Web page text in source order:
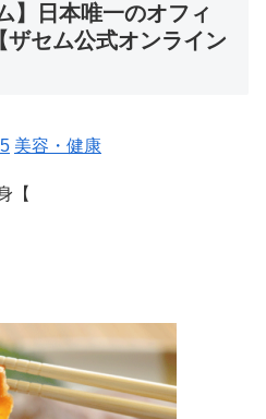
】日本唯一のオフィ
ザセム公式オンライン
美容・健康
【